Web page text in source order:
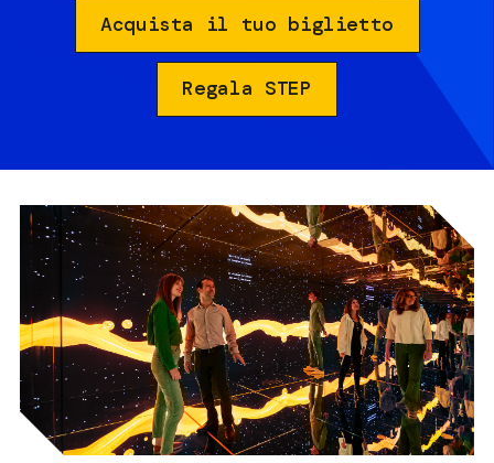
Acquista il tuo biglietto
Regala STEP